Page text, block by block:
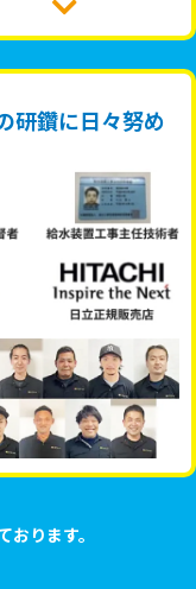
研鑽に日々努め
おります。